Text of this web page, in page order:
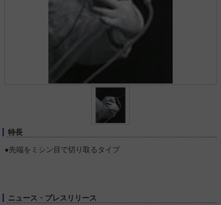
特長
●先端をミシン目で切り取るタイプ
ニュース・プレスリリース